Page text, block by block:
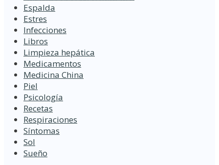
Espalda
Estres
Infecciones
Libros
Limpieza hepática
Medicamentos
Medicina China
Piel
Psicología
Recetas
Respiraciones
Síntomas
Sol
Sueño